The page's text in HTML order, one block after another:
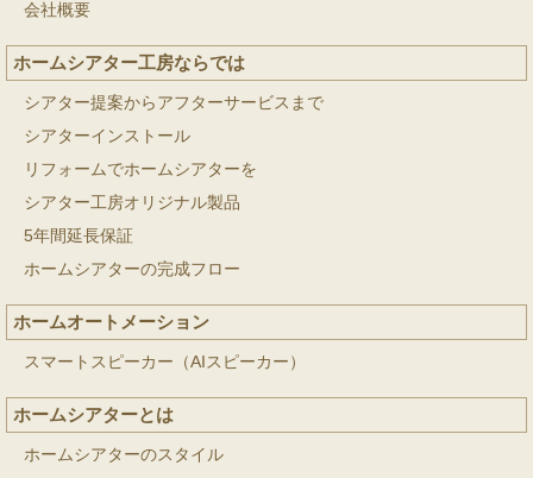
会社概要
ホームシアター工房ならでは
シアター提案からアフターサービスまで
シアターインストール
リフォームでホームシアターを
シアター工房オリジナル製品
5年間延長保証
ホームシアターの完成フロー
ホームオートメーション
スマートスピーカー（AIスピーカー）
ホームシアターとは
ホームシアターのスタイル